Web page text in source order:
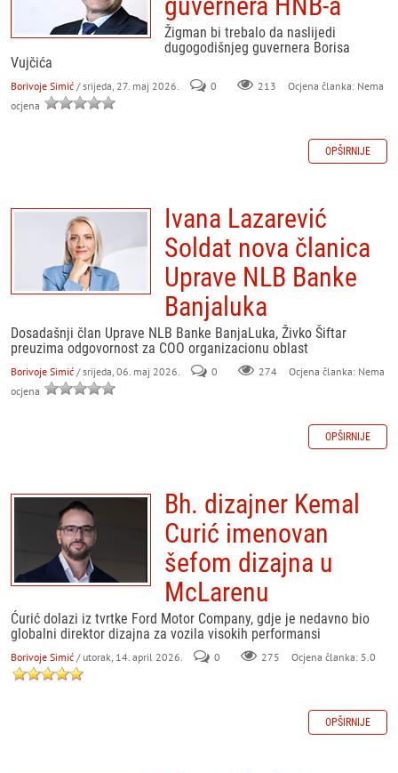
Žigman bi trebalo da naslijedi
dugogodišnjeg guvernera Borisa
Vujčića
Borivoje Simić / srijeda, 27. maj 2026. 0 213
Ocjena članka: Nema
ocjena
OPŠIRNIJE
Ivana Lazarević
Soldat nova članica
Uprave NLB Banke
Banjaluka
Dosadašnji član Uprave NLB Banke BanjaLuka, Živko Šiftar
preuzima odgovornost za COO organizacionu oblast
Borivoje Simić / srijeda, 06. maj 2026. 0 274
Ocjena članka: Nema
ocjena
OPŠIRNIJE
Bh. dizajner Kemal
Curić imenovan
šefom dizajna u
McLarenu
Ćurić dolazi iz tvrtke Ford Motor Company, gdje je nedavno bio
globalni direktor dizajna za vozila visokih performansi
Borivoje Simić / utorak, 14. april 2026. 0 275 Ocjena članka: 5.0
OPŠIRNIJE